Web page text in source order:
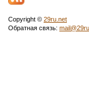
Copyright © 29ru.net
Обратная связь: